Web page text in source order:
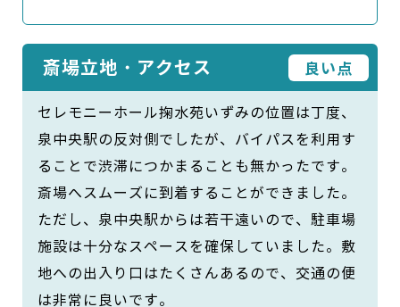
斎場立地・アクセス 良い点
セレモニーホール掬水苑いずみの位置は丁度、
泉中央駅の反対側でしたが、バイパスを利用す
ることで渋滞につかまることも無かったです。
斎場へスムーズに到着することができました。
ただし、泉中央駅からは若干遠いので、駐車場
施設は十分なスペースを確保していました。敷
地への出入り口はたくさんあるので、交通の便
は非常に良いです。